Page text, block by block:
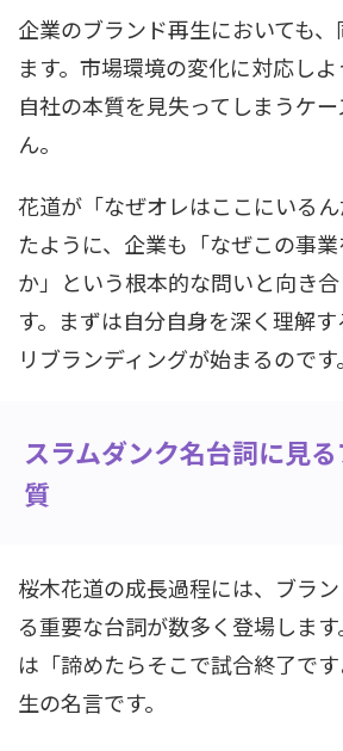
企業のブランド再生においても
ます。市場環境の変化に対応しよ
自社の本質を見失ってしまうケ
ん。
花道が「なぜオレはここにいる
たように、企業も「なぜこの事
か」という根本的な問いと向き
す。まずは自分自身を深く理解
リブランディングが始まるのです。
スラムダンク名台詞に見
質
桜木花道の成長過程には、ブラ
る重要な台詞が数多く登場しま
は「諦めたらそこで試合終了で
生の名言です。